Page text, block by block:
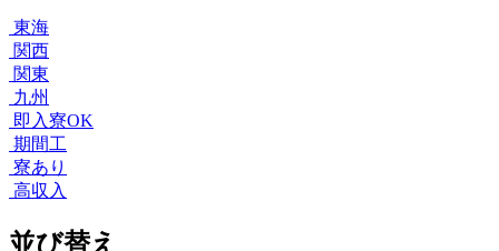
東海
関西
関東
九州
即入寮OK
期間工
寮あり
高収入
並び替え